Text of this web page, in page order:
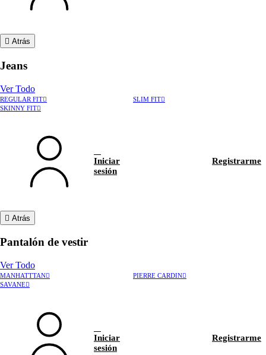
Atrás
Jeans
Ver Todo
REGULAR FIT
SLIM FIT
SKINNY FIT
Iniciar
sesión
Registrarme
Atrás
Pantalón de vestir
Ver Todo
MANHATTTAN
PIERRE CARDIN
SAVANE
Iniciar
sesión
Registrarme
Hablar con asesor